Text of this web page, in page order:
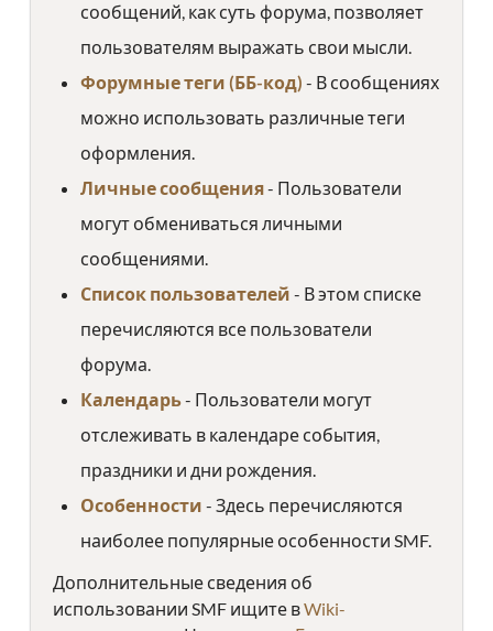
сообщений, как суть форума, позволяет
пользователям выражать свои мысли.
Форумные теги (ББ-код) - В сообщениях
можно использовать различные теги
оформления.
Личные сообщения- Пользователи
могут обмениваться личными
сообщениями.
Список пользователей - В этом списке
перечисляются все пользователи
форума.
Календарь- Пользователи могут
отслеживать в календаре события,
праздники и дни рождения.
Особенности - Здесь перечисляются
наиболее популярные особенности SMF.
Дополнительные сведения об
использовании SMF ищите вWiki-